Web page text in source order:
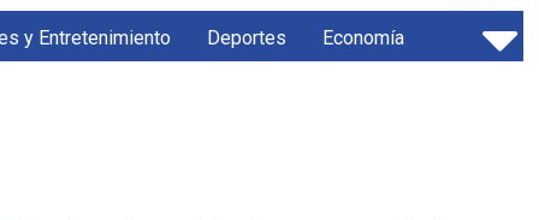
y Entretenimiento Deportes Economía